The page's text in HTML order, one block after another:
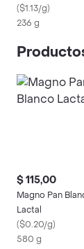
($1.13/g)
236 g
$ 115,00
Magno Pan
Lactal
($0.20/g)
580 g